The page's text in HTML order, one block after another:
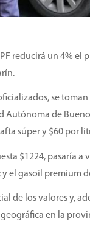
reducirá un 4% el
se
de
súper y $60 por
$1224, pasaría
el gasoil premium
de los valores y,
en la